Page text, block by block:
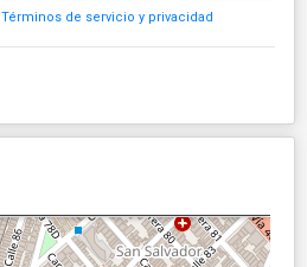
Términos de servicio y privacidad